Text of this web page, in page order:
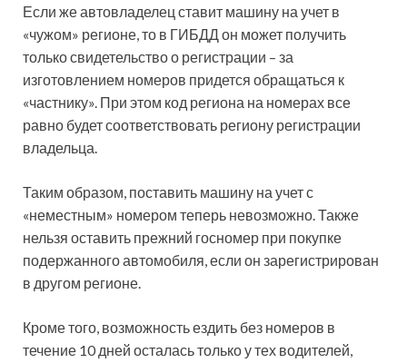
Если же автовладелец ставит машину на учет в
«чужом» регионе, то в ГИБДД он может получить
только свидетельство о регистрации – за
изготовлением номеров придется обращаться к
«частнику». При этом код региона на номерах все
равно будет соответствовать региону регистрации
владельца.
Таким образом, поставить машину на учет с
«неместным» номером теперь невозможно. Также
нельзя оставить прежний госномер при покупке
подержанного автомобиля, если он зарегистрирован
в другом регионе.
Кроме того, возможность ездить без номеров в
течение 10 дней осталась только у тех водителей,